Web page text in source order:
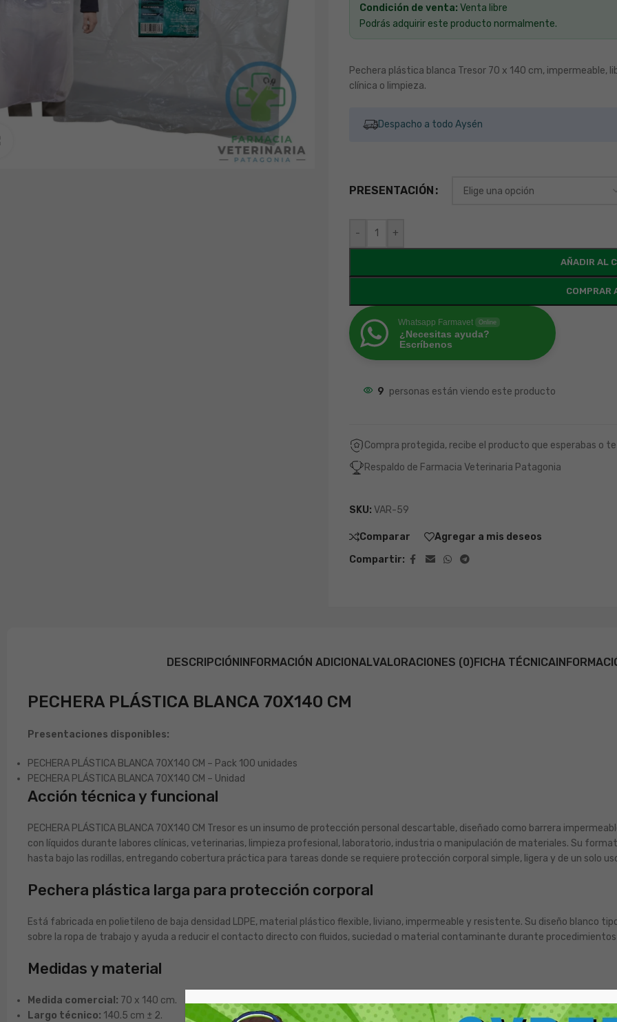
Condición de venta: Venta libre
Podrás adquirir este producto normalmente.
Pechera plástica blanca Tresor 70 x 140 cm,
clínica o limpieza.
Despacho a todo Aysén
PRESENTACIÓN
- +
AÑADIR AL
COMPRAR
Whatsapp Farmavet Online
¿Necesitas ayuda?
Escríbenos
9 personas están viendo este producto
Compra protegida, recibe el producto que esperabas o
Respaldo de Farmacia Veterinaria Patagonia
SKU: VAR-59
Comparar
Agregar a mis deseos
Compartir:
DESCRIPCIÓNINFORMACIÓN ADICIONALVALORACIONES (0)FICHA TÉCNICA
PECHERA PLÁSTICA BLANCA 70X140 CM
Presentaciones disponibles:
PECHERA PLÁSTICA BLANCA 70X140 CM – Pack 100 unidades
PECHERA PLÁSTICA BLANCA 70X140 CM – Unidad
Acción técnica y funcional
PECHERA PLÁSTICA BLANCA 70X140 CM Tresor es un insumo de protección personal descartable, diseñado como barrera
con líquidos durante labores clínicas, veterinarias, limpieza profesional, laboratorio, industria o manipulación de materiales. Su
hasta bajo las rodillas, entregando cobertura práctica para tareas donde se requiere protección corporal simple, ligera y de un solo
Pechera plástica larga para protección corporal
Está fabricada en polietileno de baja densidad LDPE, material plástico flexible, liviano, impermeable y resistente. Su diseño blanco
sobre la ropa de trabajo y ayuda a reducir el contacto directo con fluidos, suciedad o material contaminante durante
Medidas y material
Medida comercial: 70 x 140 cm.
Largo técnico: 140.5 cm ± 2.